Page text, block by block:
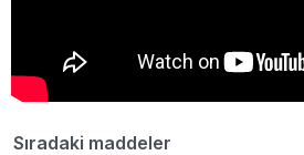
Sıradaki maddeler